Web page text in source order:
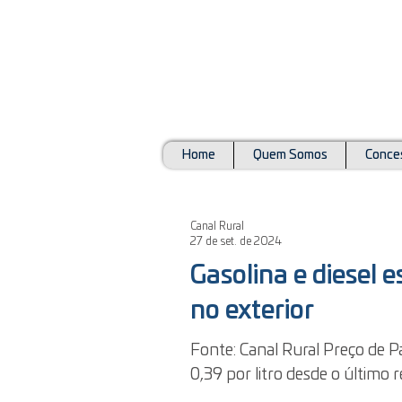
Home Quem Somos
Gasolina e diesel
no exterior
Fonte: Canal Rural Preço de
0,39 por litro desde o último
Canal Rural
27 de set. de 2024